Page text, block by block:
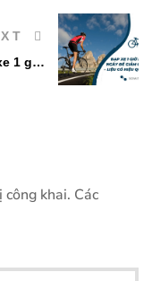
1 giờ
công khai. Các